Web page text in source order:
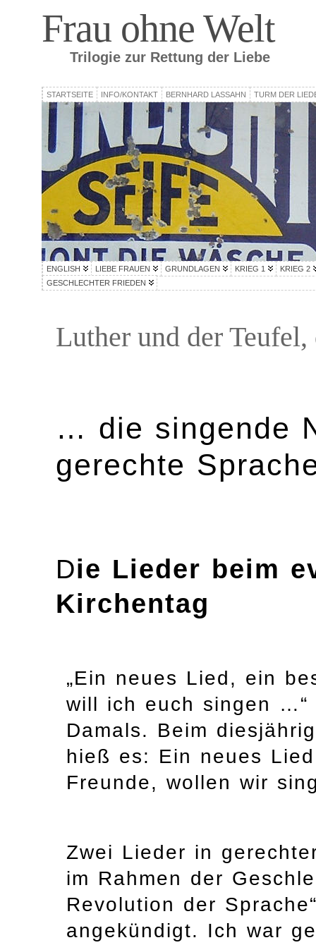
Frau ohne Welt
Trilogie zur Rettung der Liebe
STARTSEITE INFO/KONTAKT BERNHARD LASSAHN TURM DER
ENGLISH LIEBE FRAUEN GRUNDLAGEN KRIEG 1
KRIEG 2
GESCHLECHTER FRIEDEN
Luther und der
… die singende
gerechte
Die Lieder beim
Kirchentag
„Ein neues Lied, ein
will ich euch singen …“
Damals. Beim
hieß es: Ein neues
Freunde, wollen wir
Zwei Lieder in
im Rahmen der
Revolution der
angekündigt. Ich war